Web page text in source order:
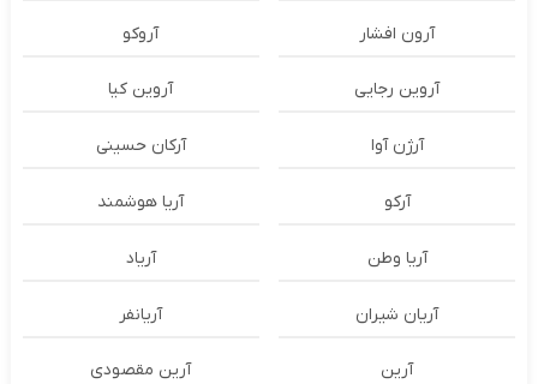
آرون افشار آروکو
آروین رجایی آروین کیا
آرژن آوا آرکان حسینی
آرکو آریا هوشمند
آریا وطن آریاد
آریان شیران آریانفر
آرین آرین مقصودی